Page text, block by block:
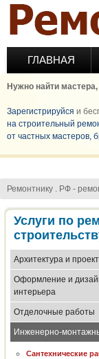
Перейти к основному
ГЛАВНАЯ
Нужно найти
Зарегистрируйся и
на строительный
от частных мастеров,
Ремонтнику . РФ -
Услуги по
Архитектура и
Оформление и
интерьера
Отделочные работы
Инженерно-
Сантехнические